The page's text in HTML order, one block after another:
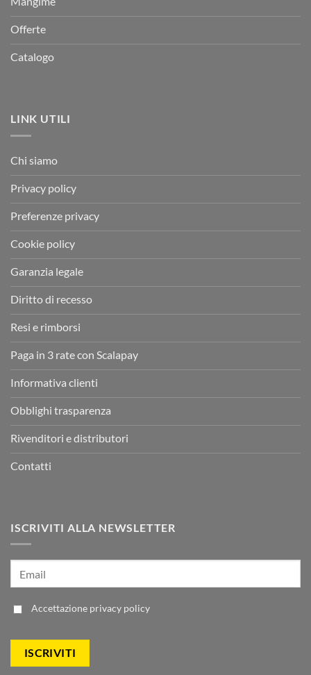
Offerte
Catalogo
LINK UTILI
Chi siamo
Privacy policy
Preferenze privacy
Cookie policy
Garanzia legale
Diritto di recesso
Resi e rimborsi
Paga in 3 rate con Scalapay
Informativa clienti
Obblighi trasparenza
Rivenditori e distributori
Contatti
ISCRIVITI ALLA NEWSLETTER
Accettazione privacy policy